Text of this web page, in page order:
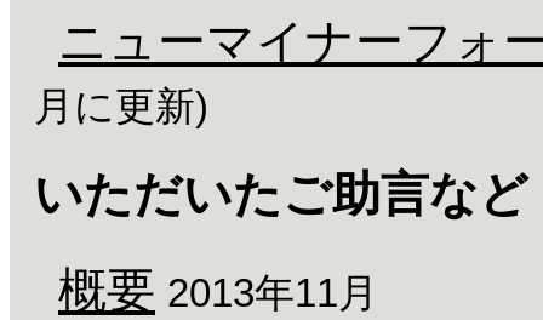
ニューマイナーフォ
月に更新)
いただいたご助言など
概要 2013年11月